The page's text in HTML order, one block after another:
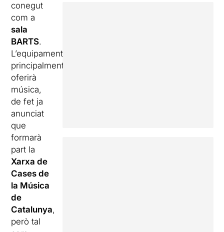
conegut
com a
sala
BARTS.
L’equipament
principalment
oferirà
música,
de fet ja
anunciat
que
formarà
part la
Xarxa de
Cases de
la Música
de
Catalunya,
però tal